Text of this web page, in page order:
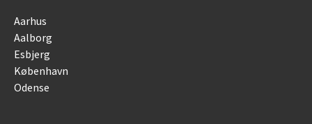
Aarhus
Aalborg
Esbjerg
København
Odense